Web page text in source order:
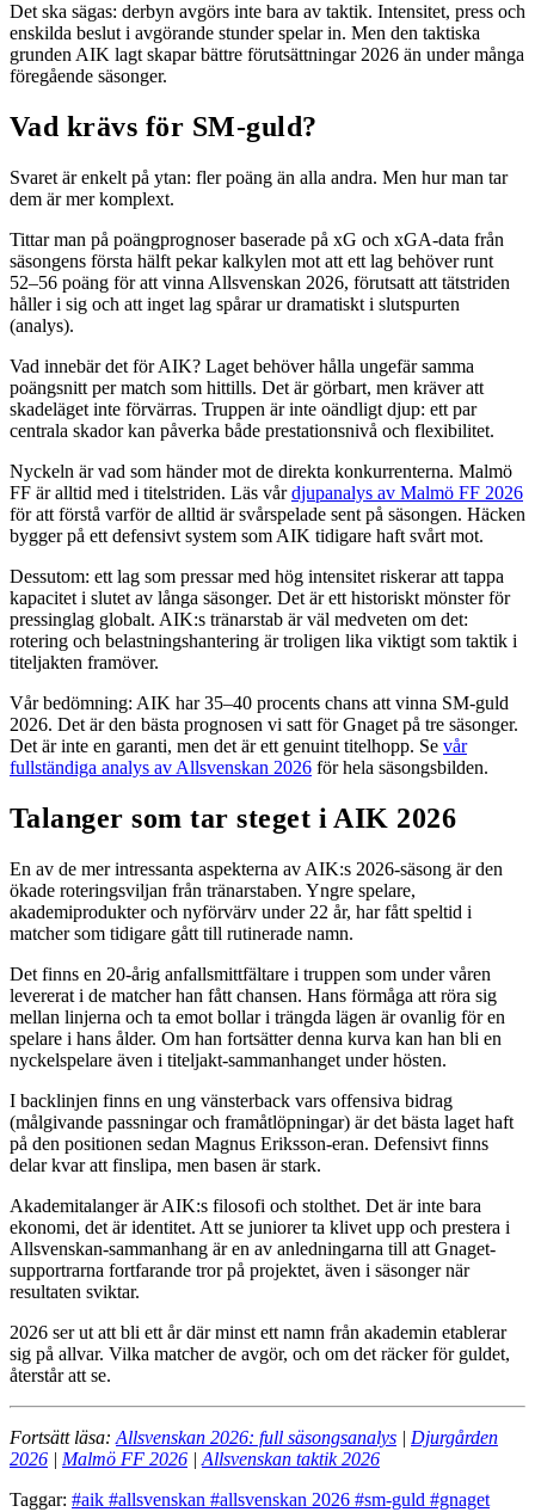
Det ska sägas: derbyn avgörs inte bara av taktik. Intensitet, press och
enskilda beslut i avgörande stunder spelar in. Men den taktiska
grunden AIK lagt skapar bättre förutsättningar 2026 än under många
föregående säsonger.
Vad krävs för SM-guld?
Svaret är enkelt på ytan: fler poäng än alla andra. Men hur man tar
dem är mer komplext.
Tittar man på poängprognoser baserade på xG och xGA-data från
säsongens första hälft pekar kalkylen mot att ett lag behöver runt
52–56 poäng för att vinna Allsvenskan 2026, förutsatt att tätstriden
håller i sig och att inget lag spårar ur dramatiskt i slutspurten
(analys).
Vad innebär det för AIK? Laget behöver hålla ungefär samma
poängsnitt per match som hittills. Det är görbart, men kräver att
skadeläget inte förvärras. Truppen är inte oändligt djup: ett par
centrala skador kan påverka både prestationsnivå och flexibilitet.
Nyckeln är vad som händer mot de direkta konkurrenterna. Malmö
FF är alltid med i titelstriden. Läs vårdjupanalys av Malmö FF 2026
för att förstå varför de alltid är svårspelade sent på säsongen. Häcken
bygger på ett defensivt system som AIK tidigare haft svårt mot.
Dessutom: ett lag som pressar med hög intensitet riskerar att tappa
kapacitet i slutet av långa säsonger. Det är ett historiskt mönster för
pressinglag globalt. AIK:s tränarstab är väl medveten om det:
rotering och belastningshantering är troligen lika viktigt som taktik i
titeljakten framöver.
Vår bedömning: AIK har 35–40 procents chans att vinna SM-guld
2026. Det är den bästa prognosen vi satt för Gnaget på tre säsonger.
Det är inte en garanti, men det är ett genuint titelhopp. Se vår
fullständiga analys av Allsvenskan 2026 för hela säsongsbilden.
Talanger som tar steget i AIK 2026
En av de mer intressanta aspekterna av AIK:s 2026-säsong är den
ökade roteringsviljan från tränarstaben. Yngre spelare,
akademiprodukter och nyförvärv under 22 år, har fått speltid i
matcher som tidigare gått till rutinerade namn.
Det finns en 20-årig anfallsmittfältare i truppen som under våren
levererat i de matcher han fått chansen. Hans förmåga att röra sig
mellan linjerna och ta emot bollar i trängda lägen är ovanlig för en
spelare i hans ålder. Om han fortsätter denna kurva kan han bli en
nyckelspelare även i titeljakt-sammanhanget under hösten.
I backlinjen finns en ung vänsterback vars offensiva bidrag
(målgivande passningar och framåtlöpningar) är det bästa laget haft
på den positionen sedan Magnus Eriksson-eran. Defensivt finns
delar kvar att finslipa, men basen är stark.
Akademitalanger är AIK:s filosofi och stolthet. Det är inte bara
ekonomi, det är identitet. Att se juniorer ta klivet upp och prestera i
Allsvenskan-sammanhang är en av anledningarna till att Gnaget-
supportrarna fortfarande tror på projektet, även i säsonger när
resultaten sviktar.
2026 ser ut att bli ett år där minst ett namn från akademin etablerar
sig på allvar. Vilka matcher de avgör, och om det räcker för guldet,
återstår att se.
Fortsätt läsa: Allsvenskan 2026: full säsongsanalys | Djurgården
2026 | Malmö FF 2026 | Allsvenskan taktik 2026
Taggar: #aik #allsvenskan #allsvenskan 2026 #sm-guld #gnaget